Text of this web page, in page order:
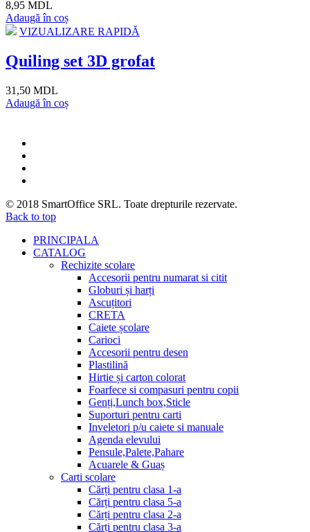
8,95 MDL
Adaugă în coș
VIZUALIZARE RAPIDĂ
Quiling set 3D grofat
31,50 MDL
Adaugă în coș
© 2018 SmartOffice SRL. Toate drepturile rezervate.
Back to top
PRINCIPALA
CATALOG
Rechizite scolare
Accesorii pentru numarat si citit
Globuri și harți
Ascuțitori
CRETA
Caiete școlare
Carioci
Accesorii pentru desen
Plastilină
Hirtie și carton colorat
Foarfece si compasuri pentru copii
Genți,Lunch box,Sticle
Suporturi pentru carti
Inveletori p/u caiete si manuale
Agenda elevului
Pensule,Palete,Pahare
Acuarele & Guaș
Carti scolare
Cărți pentru clasa 1-a
Cărți pentru clasa 5-a
Cărți pentru clasa 2-a
Cărți pentru clasa 3-a